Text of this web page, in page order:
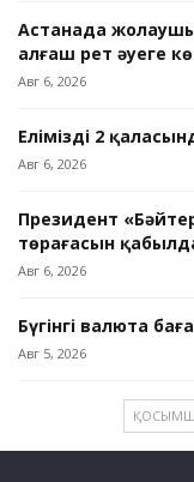
Астанада
алғаш рет әуеге
Авг 6, 2026
Еліміздің 2
Авг 6, 2026
Президент
төрағасын
Авг 6, 2026
Бүгінгі валюта
Авг 5, 2026